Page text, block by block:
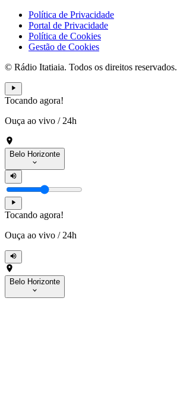
Política de Privacidade
Portal de Privacidade
Política de Cookies
Gestão de Cookies
© Rádio Itatiaia. Todos os direitos reservados.
Tocando agora!
Ouça ao vivo / 24h
Belo Horizonte
Tocando agora!
Ouça ao vivo / 24h
Belo Horizonte